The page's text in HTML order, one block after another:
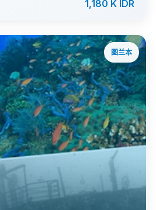
1,180 K IDR
ℹ️
图兰本